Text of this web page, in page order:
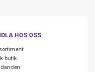
HOS OSS
butik